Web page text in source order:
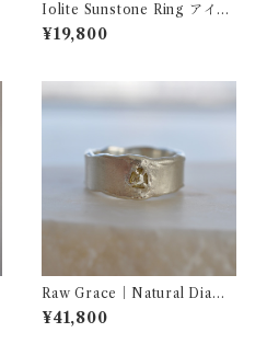
Iolite Sunstone Ring アイオ
ライトサンストーン シルバー
リング Round
¥19,800
Raw Grace｜Natural Diamo
nd Wide Ring ナチュラル
ダイヤモンド ワイドリング
¥41,800